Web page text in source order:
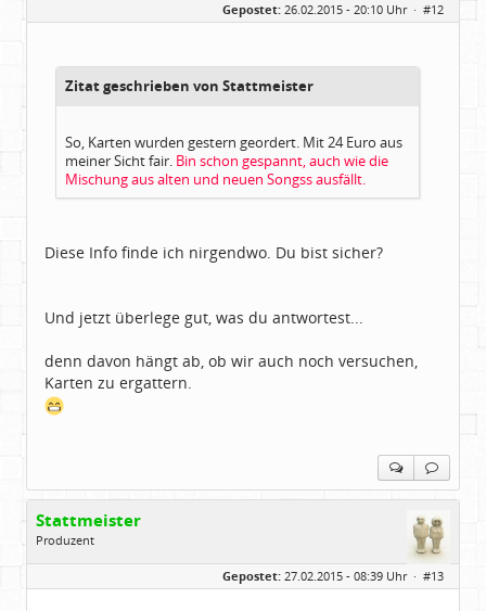
Dabei seit:
02 / 2010
Gepostet: 26.02.2015 - 20:10 Uhr · #12
Zitat geschrieben von Stattmeister
So, Karten wurden gestern geordert. Mit 24 Euro aus
meiner Sicht fair. Bin schon gespannt, auch wie die
Mischung aus alten und neuen Songss ausfällt.
Diese Info finde ich nirgendwo. Du bist sicher?
Und jetzt überlege gut, was du antwortest...
denn davon hängt ab, ob wir auch noch versuchen,
Karten zu ergattern.
Stattmeister
Produzent
Geschlecht:
Beiträge:
14322
Gepostet: 27.02.2015 - 08:39 Uhr · #13